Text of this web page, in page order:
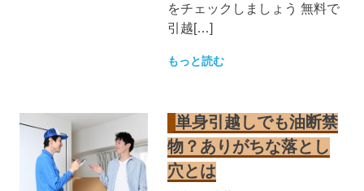
をチェックしましょう 無料で
引越[…]
もっと読む
単身引越しでも油断禁
物？ありがちな落とし
穴とは